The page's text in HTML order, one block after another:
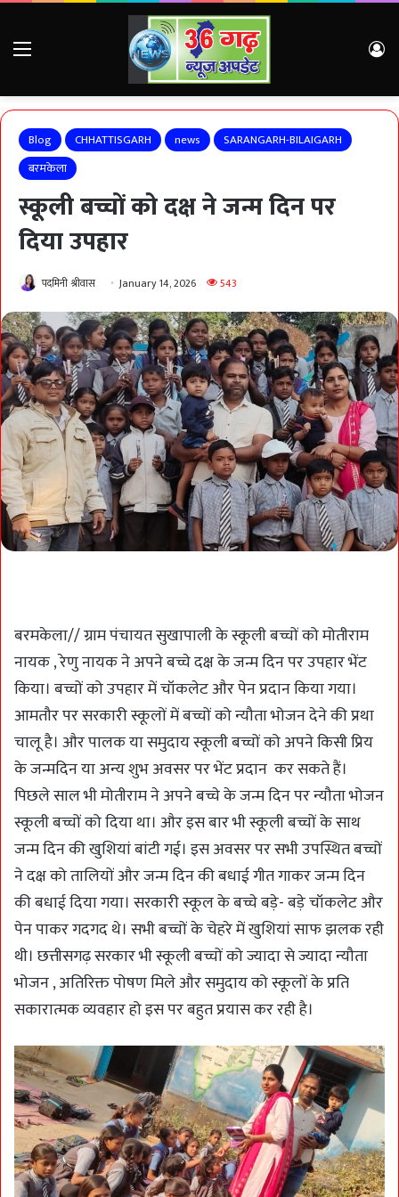
Menu
Blog CHHATTISGARH news
SARANGARH-BILAIGARH
बरमकेला
स्कूली बच्चों को दक्ष ने जन्म दिन पर
दिया उपहार
पदमिनी श्रीवास January 14, 2026 543
बरमकेला// ग्राम पंचायत सुखापाली के स्कूली बच्चों को मोतीराम
नायक , रेणु नायक ने अपने बच्चे दक्ष के जन्म दिन पर उपहार भेंट
किया। बच्चों को उपहार में चॉकलेट और पेन प्रदान किया गया।
आमतौर पर सरकारी स्कूलों में बच्चों को न्यौता भोजन देने की प्रथा
चालू है। और पालक या समुदाय स्कूली बच्चों को अपने किसी प्रिय
के जन्मदिन या अन्य शुभ अवसर पर भेंट प्रदान कर सकते हैं।
पिछले साल भी मोतीराम ने अपने बच्चे के जन्म दिन पर न्यौता भोजन
स्कूली बच्चों को दिया था। और इस बार भी स्कूली बच्चों के साथ
जन्म दिन की खुशियां बांटी गई। इस अवसर पर सभी उपस्थित बच्चों
ने दक्ष को तालियों और जन्म दिन की बधाई गीत गाकर जन्म दिन
की बधाई दिया गया। सरकारी स्कूल के बच्चे बड़े- बड़े चॉकलेट और
पेन पाकर गदगद थे। सभी बच्चों के चेहरे में खुशियां साफ झलक रही
थी। छत्तीसगढ़ सरकार भी स्कूली बच्चों को ज्यादा से ज्यादा न्यौता
भोजन , अतिरिक्त पोषण मिले और समुदाय को स्कूलों के प्रति
सकारात्मक व्यवहार हो इस पर बहुत प्रयास कर रही है।